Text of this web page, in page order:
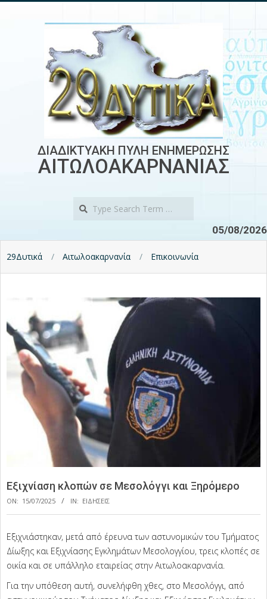
ΔΙΑΔΙΚΤΥΑΚΗ ΠΥΛΗ ΕΝΗΜΕΡΩΣΗΣ
ΑΙΤΩΛΟΑΚΑΡΝΑΝΙΑΣ
05/08/2026
29Δυτικά Αιτωλοακαρνανία Επικοινωνία
Εξιχνίαση κλοπών σε Μεσολόγγι και Ξηρόμερο
ON: 15/07/2025 IN: ΕΙΔΗΣΕΙΣ
Εξιχνιάστηκαν, μετά από έρευνα των αστυνομικών του Τμήματος
Δίωξης και Εξιχνίασης Εγκλημάτων Μεσολογγίου, τρεις κλοπές σε
οικία και σε υπάλληλο εταιρείας στην Αιτωλοακαρνανία.
Για την υπόθεση αυτή, συνελήφθη χθες, στο Μεσολόγγι, από